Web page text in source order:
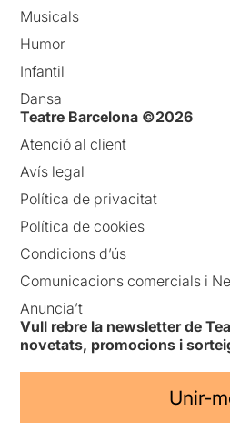
Musicals
Humor
Infantil
Dansa
Teatre Barcelona ©2026
Atenció al client
Avís legal
Política de privacitat
Política de cookies
Condicions d’ús
Comunicacions comercials i
Anuncia’t
Vull rebre la newsletter de
novetats, promocions i
Unir-